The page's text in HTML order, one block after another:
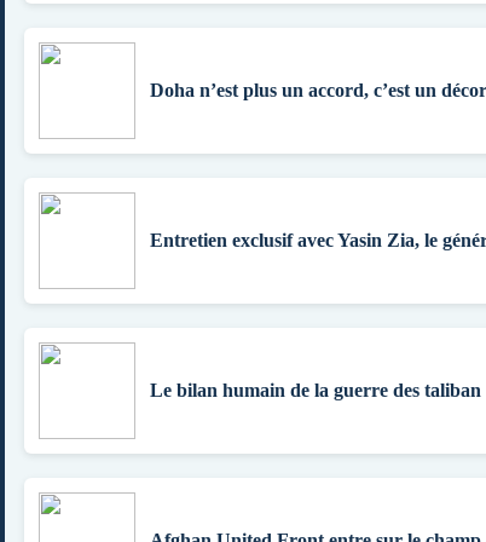
Doha n’est plus un accord, c’est un décor
Entretien exclusif avec Yasin Zia, le
Le bilan humain de la guerre des taliban